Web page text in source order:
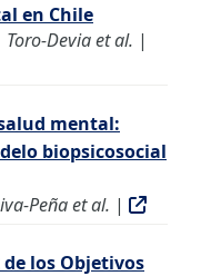
en Chile
Toro-Devia et al. |
mental:
biopsicosocial
Peña et al. |
los Objetivos